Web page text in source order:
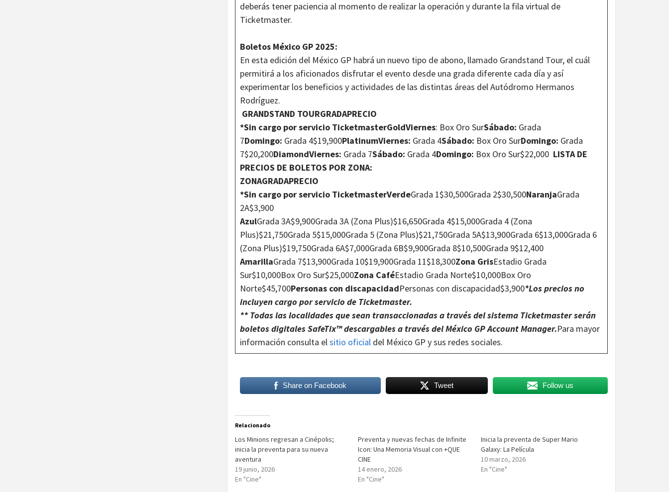
deberás tener paciencia al momento de realizar la operación y durante la fila virtual de
Ticketmaster.
Boletos México GP 2025:
En esta edición del México GP habrá un nuevo tipo de abono, llamado Grandstand Tour, el cuál
permitirá a los aficionados disfrutar el evento desde una grada diferente cada día y así
experimentar los beneficios y actividades de las distintas áreas del Autódromo Hermanos
Rodríguez.
GRANDSTAND TOURGRADAPRECIO
*Sin cargo por servicio TicketmasterGoldViernes: Box Oro SurSábado: Grada
7Domingo: Grada 4$19,900PlatinumViernes: Grada 4Sábado: Box Oro SurDomingo: Grada
7$20,200DiamondViernes: Grada 7Sábado: Grada 4Domingo: Box Oro Sur$22,000 LISTA DE
PRECIOS DE BOLETOS POR ZONA:
ZONAGRADAPRECIO
*Sin cargo por servicio TicketmasterVerdeGrada 1$30,500Grada 2$30,500NaranjaGrada
2A$3,900
AzulGrada 3A$9,900Grada 3A (Zona Plus)$16,650Grada 4$15,000Grada 4 (Zona
Plus)$21,750Grada 5$15,000Grada 5 (Zona Plus)$21,750Grada 5A$13,900Grada 6$13,000Grada 6
(Zona Plus)$19,750Grada 6A$7,000Grada 6B$9,900Grada 8$10,500Grada 9$12,400
AmarillaGrada 7$13,900Grada 10$19,900Grada 11$18,300Zona GrisEstadio Grada
Sur$10,000Box Oro Sur$25,000Zona CaféEstadio Grada Norte$10,000Box Oro
Norte$45,700Personas con discapacidadPersonas con discapacidad$3,900*Los precios no
incluyen cargo por servicio de Ticketmaster.
** Todas las localidades que sean transaccionadas a través del sistema Ticketmaster serán
boletos digitales SafeTix™ descargables a través del México GP Account Manager.Para mayor
información consulta elsitio oficial del México GP y sus redes sociales.
Share on Facebook Tweet Follow us
Relacionado
Los Minions regresan a Cinépolis;
inicia la preventa para su nueva
aventura
19 junio, 2026
En "Cine"
Preventa y nuevas fechas de Infinite
Icon: Una Memoria Visual con +QUE
CINE
14 enero, 2026
En "Cine"
Inicia la preventa de Super Mario
Galaxy: La Película
10 marzo, 2026
En "Cine"